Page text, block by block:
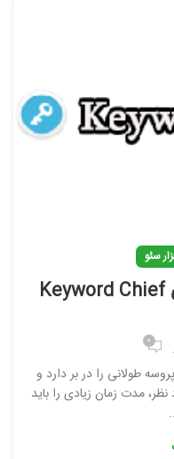
سئو
نرم افزار آنالیز کلمات کلیدی Keyword Chief
0
طولانی را در بر دارد و
مدت زمان زیادی را باید